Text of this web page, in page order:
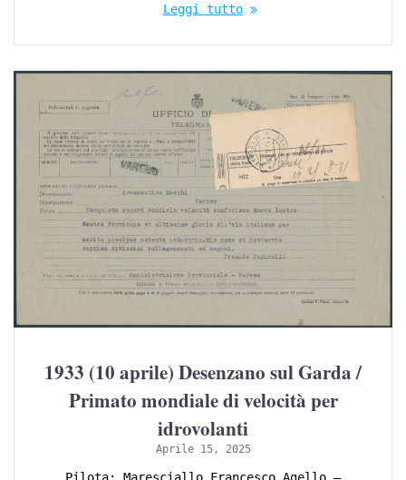
Leggi tutto
1933 (10 aprile) Desenzano sul Garda /
Primato mondiale di velocità per
idrovolanti
Aprile 15, 2025
Pilota: Maresciallo Francesco Agello –